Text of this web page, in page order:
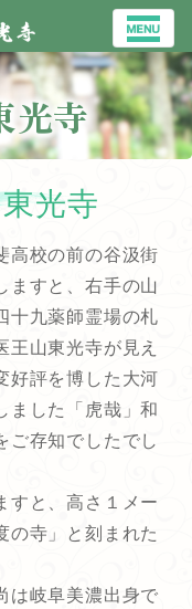
光寺
光寺
高校の前の谷汲街
ますと、右手の山
十九薬師霊場の札
山東光寺が見え
好評を博した大河
ました「虎哉」和
ご存知でしたでし
すと、高さ１メー
の寺」と刻まれた
は岐阜美濃出身で